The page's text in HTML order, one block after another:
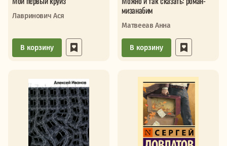
Лавринович Ася
В корзину
мизанабим
Матвееав Анна
В корзину